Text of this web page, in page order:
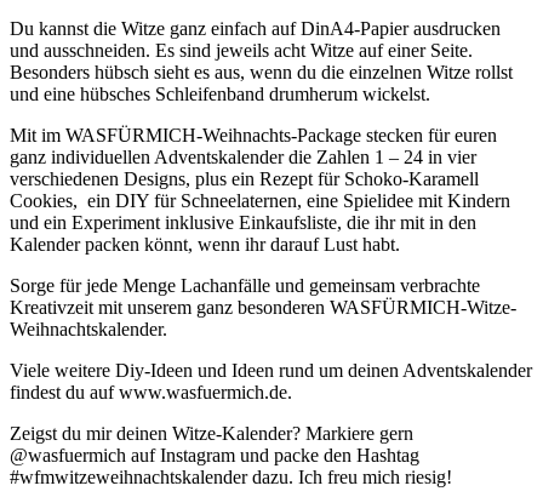
Du kannst die Witze ganz einfach auf DinA4-Papier ausdrucken
und ausschneiden. Es sind jeweils acht Witze auf einer Seite.
Besonders hübsch sieht es aus, wenn du die einzelnen Witze rollst
und eine hübsches Schleifenband drumherum wickelst.
Mit im WASFÜRMICH-Weihnachts-Package stecken für euren
ganz individuellen Adventskalender die Zahlen 1 – 24 in vier
verschiedenen Designs, plus ein Rezept für Schoko-Karamell
Cookies, ein DIY für Schneelaternen, eine Spielidee mit Kindern
und ein Experiment inklusive Einkaufsliste, die ihr mit in den
Kalender packen könnt, wenn ihr darauf Lust habt.
Sorge für jede Menge Lachanfälle und gemeinsam verbrachte
Kreativzeit mit unserem ganz besonderen WASFÜRMICH-Witze-
Weihnachtskalender.
Viele weitere Diy-Ideen und Ideen rund um deinen Adventskalender
findest du auf www.wasfuermich.de.
Zeigst du mir deinen Witze-Kalender? Markiere gern
@wasfuermich auf Instagram und packe den Hashtag
#wfmwitzeweihnachtskalender dazu. Ich freu mich riesig!